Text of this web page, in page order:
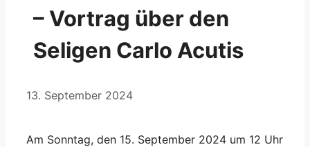
– Vortrag über den
Seligen Carlo Acutis
13. September 2024
Am Sonntag, den 15. September 2024 um 12 Uhr